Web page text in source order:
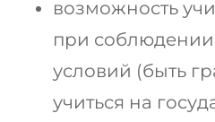
возможность
при
условий (быть
учиться на